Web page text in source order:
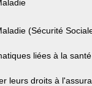
(Sécurité
liées à la
leurs droits à